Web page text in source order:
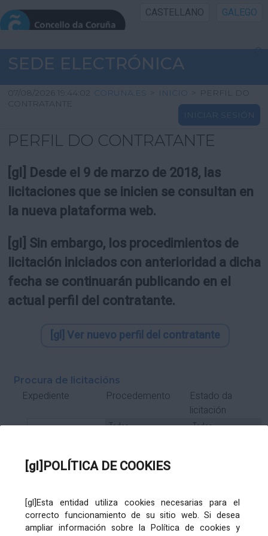
[gl]POLÍTICA DE COOKIES
[gl]Esta entidad utiliza cookies necesarias para el
correcto funcionamiento de su sitio web. Si desea
ampliar información sobre la Política de cookies y
CASTELLANO GALEGO
INICIO SEDE
INICIO
INFORMACIÓN PÚBLICA
UTILIDADES
SEDE ELECTRÓNICA
07/08/2026 19:44:02 CORUNA.ES > INICIO > PERFIL DO
CONTRATANTE
INICIAR SESIÓN
PERFIL DO CONTRATANTE
[gl] Desde el 9 de marzo de 2018, las
licitaciones que se inicien se consultan en
la nueva plataforma web.
[gl] Sin embargo, los procedimientos de
licitación iniciados con anterioridad a dicha
fecha se continuarán publicando en el
actual perfil del contratante.
[gl] Ver nuevo perfil del contratante
Procura de licitacións
Expediente Procedemento
Estado da
licitación
Subcontrato Tramitación
Órgano de contratación Título